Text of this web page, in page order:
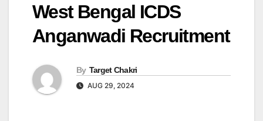
West Bengal ICDS
Anganwadi Recruitment
By Target Chakri
AUG 29, 2024